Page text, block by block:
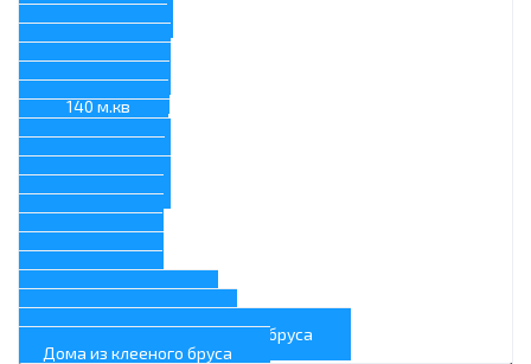
200 м.кв.
190 м.кв
180 м.кв.
160 м.кв.
150 м.кв.
140 м.кв
130 м.кв.
120 м.кв.
110 м.кв
100 м.кв.
90 м.кв.
80 м.кв.
70 м.кв.
60 м.кв.
50 м.кв.
Большие дома
Маленькие дома
Дома из профилированного бруса
Дома из клееного бруса